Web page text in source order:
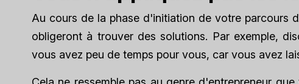
Au cours de la phase d'initiation de votre parcours
obligeront à trouver des solutions. Par exemple,
vous avez peu de temps pour vous, car vous avez